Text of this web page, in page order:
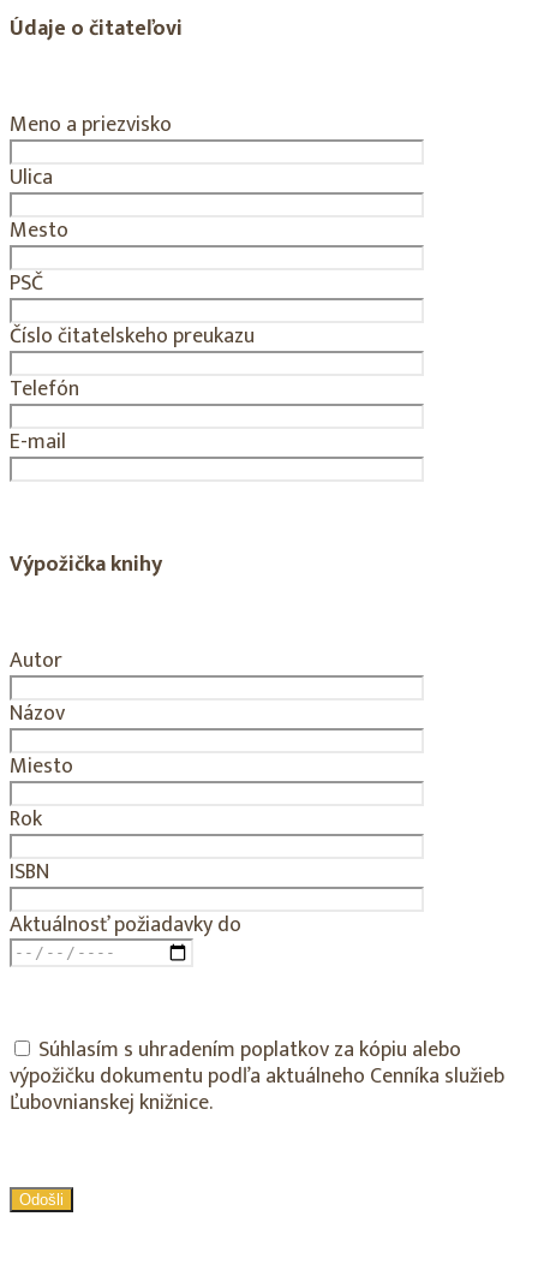
Údaje o čitateľovi
Meno a priezvisko
Ulica
Mesto
PSČ
Číslo čitatelskeho preukazu
Telefón
E-mail
Výpožička knihy
Autor
Názov
Miesto
Rok
ISBN
Aktuálnosť požiadavky do
Súhlasím s uhradením poplatkov za kópiu alebo
výpožičku dokumentu podľa aktuálneho Cenníka služieb
Ľubovnianskej knižnice.